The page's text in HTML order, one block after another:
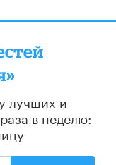
лучших и
в неделю: